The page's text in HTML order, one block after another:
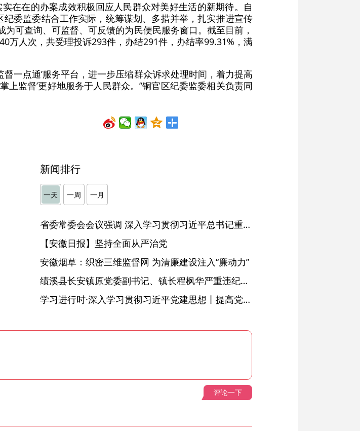
在在的办案成效积极回应人民群众对美好生活的新期待。自
委监委结合工作实际，统筹谋划、多措并举，扎实推进宣传
可查询、可监督、可反馈的为民便民服务窗口。截至目前，
万人次，共受理投诉293件，办结291件，办结率99.31%，满
督一点通’服务平台，进一步压缩群众诉求处理时间，着力提高
上监督’更好地服务于人民群众。”铜官区纪委监委相关负责同
新闻排行
一天 一周 一月
省委常委会会议强调 深入学习贯彻习近平总书记重要讲话精神 以高质量党建引领高质量发展 梁言顺主持并讲话
【安徽日报】坚持全面从严治党
安徽烟草：织密三维监督网 为清廉建设注入“廉动力”
绩溪县长安镇原党委副书记、镇长程枫华严重违纪违法被开除党籍和公职
学习进行时·深入学习贯彻习近平党建思想丨提高党的战斗力的法宝
评论一下